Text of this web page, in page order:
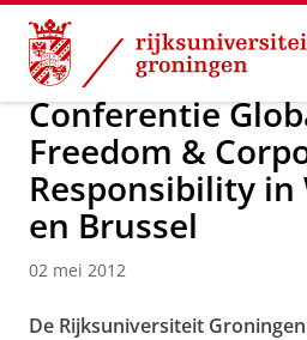
Skip
Content
Skip
Navigation
Over ons Actueel Nieuws
Conferentie
Freedom &
Responsibility in
en Brussel
02 mei 2012
De Rijksuniversiteit